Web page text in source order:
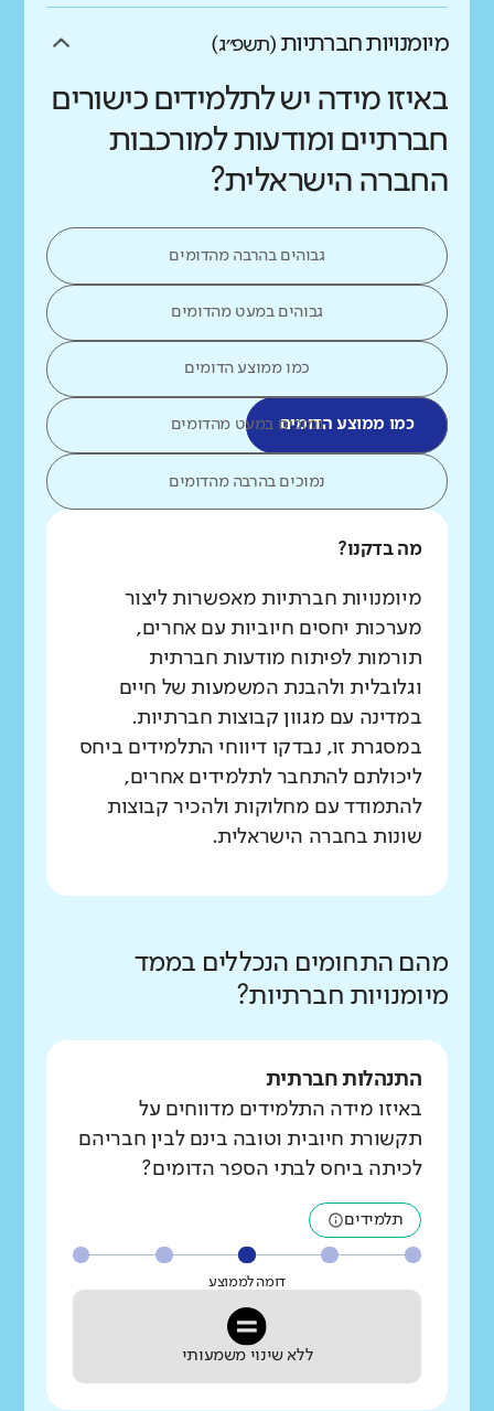
מיומנויות חברתיות (תשפ״ג)
באיזו מידה יש לתלמידים כישורים
חברתיים ומודעות למורכבות
החברה הישראלית?
גבוהים בהרבה מהדומים
גבוהים במעט מהדומים
כמו ממוצע הדומים
כמו ממוצע הדומיםנמוכים במעט מהדומים
נמוכים בהרבה מהדומים
מה בדקנו?
מיומנויות חברתיות מאפשרות ליצור
מערכות יחסים חיוביות עם אחרים,
תורמות לפיתוח מודעות חברתית
וגלובלית ולהבנת המשמעות של חיים
במדינה עם מגוון קבוצות חברתיות.
במסגרת זו, נבדקו דיווחי התלמידים ביחס
ליכולתם להתחבר לתלמידים אחרים,
להתמודד עם מחלוקות ולהכיר קבוצות
שונות בחברה הישראלית.
מהם התחומים הנכללים בממד
מיומנויות חברתיות?
התנהלות חברתית
באיזו מידה התלמידים מדווחים על
תקשורת חיובית וטובה בינם לבין חבריהם
לכיתה ביחס לבתי הספר הדומים?
תלמידים
דומה לממוצע
ללא שינוי משמעותי